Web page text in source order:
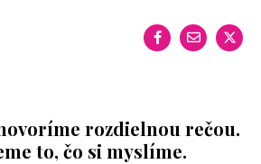
rozdielnou rečou.
to, čo si myslíme.